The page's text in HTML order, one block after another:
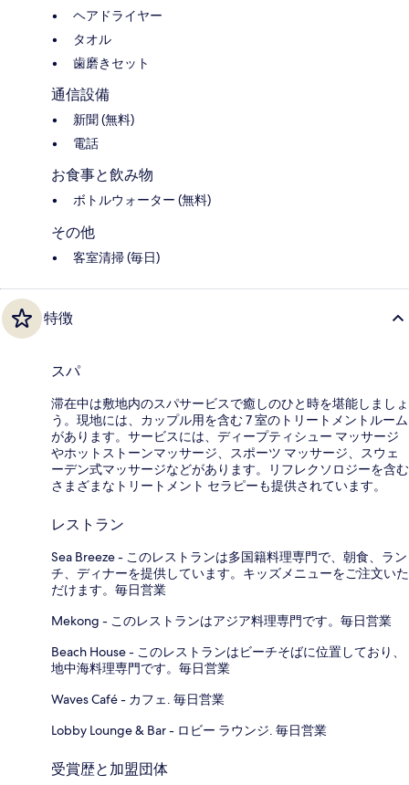
ヘアドライヤー
タオル
歯磨きセット
通信設備
新聞 (無料)
電話
お食事と飲み物
ボトルウォーター (無料)
その他
客室清掃 (毎日)
特徴
スパ
滞在中は敷地内のスパサービスで癒しのひと時を堪能しましょ
う。現地には、カップル用を含む 7 室のトリートメントルーム
があります。サービスには、ディープティシュー マッサージ
やホットストーンマッサージ、スポーツ マッサージ、スウェ
ーデン式マッサージなどがあります。リフレクソロジーを含む
さまざまなトリートメント セラピーも提供されています。
レストラン
Sea Breeze - このレストランは多国籍料理専門で、朝食、ラン
チ、ディナーを提供しています。キッズメニューをご注文いた
だけます。毎日営業
Mekong - このレストランはアジア料理専門です。毎日営業
Beach House - このレストランはビーチそばに位置しており、
地中海料理専門です。毎日営業
Waves Café - カフェ. 毎日営業
Lobby Lounge & Bar - ロビー ラウンジ. 毎日営業
受賞歴と加盟団体